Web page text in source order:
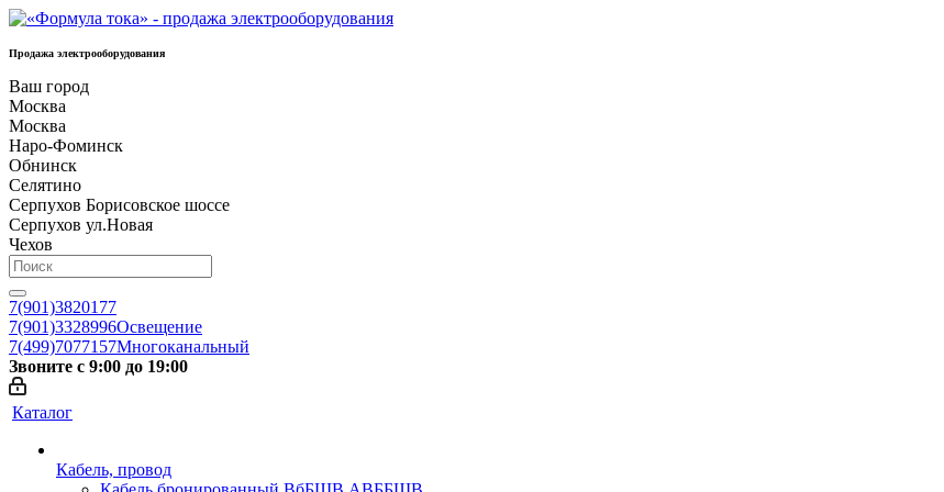
Продажа электрооборудования
Ваш город
Москва
Москва
Наро-Фоминск
Обнинск
Селятино
Серпухов Борисовское шоссе
Серпухов ул.Новая
Чехов
7(901)3820177
7(901)3328996Освещение
7(499)7077157Многоканальный
Звоните с 9:00 до 19:00
Каталог
Кабель, провод